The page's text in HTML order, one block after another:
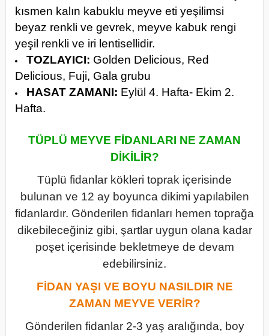
kısmen kalın kabuklu meyve eti yeşilimsi
beyaz renkli ve gevrek, meyve kabuk rengi
yeşil renkli ve iri lentisellidir.
TOZLAYICI: Golden Delicious, Red
Delicious, Fuji, Gala grubu
HASAT ZAMANI: Eylül 4. Hafta- Ekim 2.
Hafta.
TÜPLÜ MEYVE FİDANLARI NE ZAMAN
DİKİLİR?
Tüplü fidanlar kökleri toprak içerisinde
bulunan ve 12 ay boyunca dikimi yapılabilen
fidanlardır. Gönderilen fidanları hemen toprağa
dikebileceğiniz gibi, şartlar uygun olana kadar
poşet içerisinde bekletmeye de devam
edebilirsiniz.
FİDAN YAŞI VE BOYU NASILDIR NE
ZAMAN MEYVE VERİR?
Gönderilen fidanlar 2-3 yaş aralığında, boy